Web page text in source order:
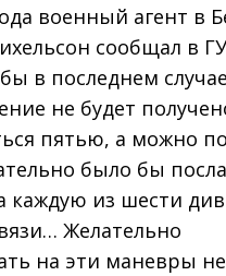
военный агент в
сообщал в
в последнем
не будет
пятью, а можно
было бы
каждую из шести
Желательно
на эти маневры